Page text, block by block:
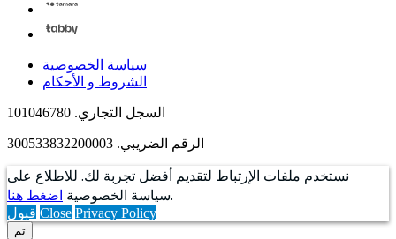
سياسة الخصوصية
الشروط و الأحكام
السجل التجاري. 101046780
الرقم الضريبي. 300533832200003
نستخدم ملفات الإرتباط لتقديم أفضل تجربة لك. للاطلاع على
سياسة الخصوصية اضغط هنا .
قبول Close Privacy Policy
تم